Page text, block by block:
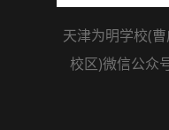
天津为明学校(
校区)微信公众